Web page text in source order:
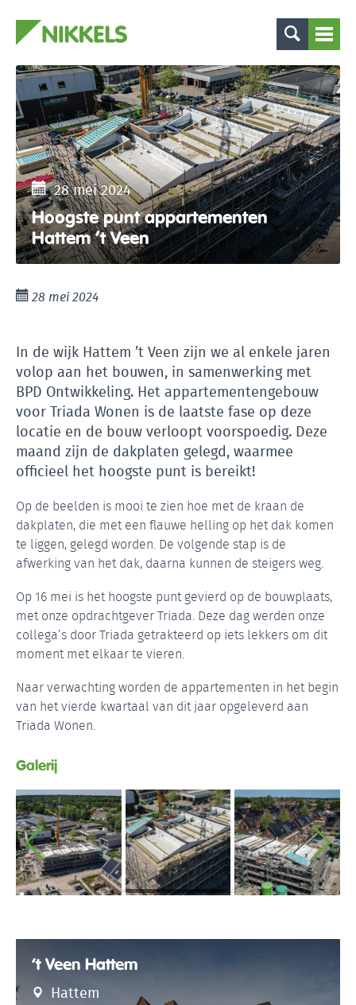
28 mei 2024
Hoogste punt appartementen
Hattem ’t Veen
28 mei 2024
In de wijk Hattem ’t Veen zijn we al enkele jaren
volop aan het bouwen, in samenwerking met
BPD Ontwikkeling. Het appartementengebouw
voor Triada Wonen is de laatste fase op deze
locatie en de bouw verloopt voorspoedig. Deze
maand zijn de dakplaten gelegd, waarmee
officieel het hoogste punt is bereikt!
Op de beelden is mooi te zien hoe met de kraan de
dakplaten, die met een flauwe helling op het dak komen
te liggen, gelegd worden. De volgende stap is de
afwerking van het dak, daarna kunnen de steigers weg.
Op 16 mei is het hoogste punt gevierd op de bouwplaats,
met onze opdrachtgever Triada. Deze dag werden onze
collega’s door Triada getrakteerd op iets lekkers om dit
moment met elkaar te vieren.
Naar verwachting worden de appartementen in het begin
van het vierde kwartaal van dit jaar opgeleverd aan
Triada Wonen.
Galerij
’t Veen Hattem
Hattem